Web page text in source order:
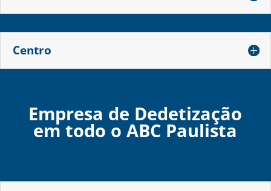
Centro
Empresa de Dedetização
em todo o ABC Paulista